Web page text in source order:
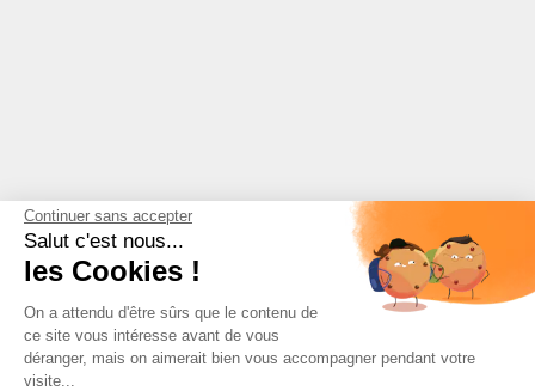
Continuer sans accepter
Salut c'est nous...
les Cookies !
On a attendu d'être sûrs que le contenu de
ce site vous intéresse avant de vous
déranger, mais on aimerait bien vous accompagner pendant votre
visite...